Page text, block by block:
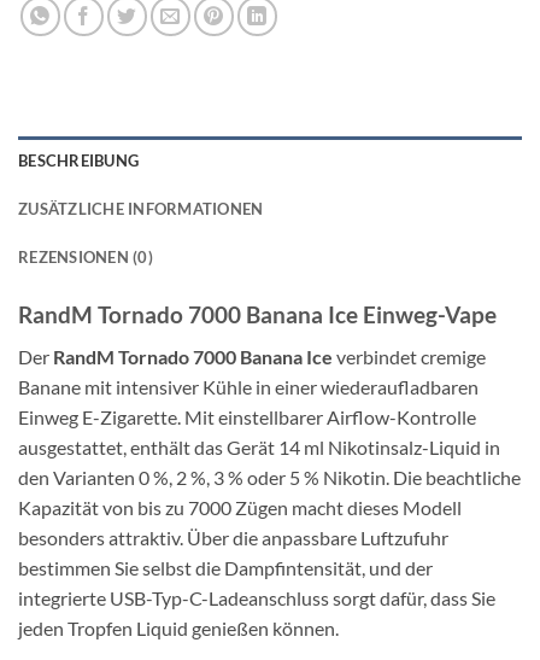
BESCHREIBUNG
ZUSÄTZLICHE INFORMATIONEN
REZENSIONEN (0)
RandM Tornado 7000 Banana Ice Einweg-Vape
Der RandM Tornado 7000 Banana Ice verbindet cremige
Banane mit intensiver Kühle in einer wiederaufladbaren
Einweg E-Zigarette. Mit einstellbarer Airflow-Kontrolle
ausgestattet, enthält das Gerät 14 ml Nikotinsalz-Liquid in
den Varianten 0 %, 2 %, 3 % oder 5 % Nikotin. Die beachtliche
Kapazität von bis zu 7000 Zügen macht dieses Modell
besonders attraktiv. Über die anpassbare Luftzufuhr
bestimmen Sie selbst die Dampfintensität, und der
integrierte USB-Typ-C-Ladeanschluss sorgt dafür, dass Sie
jeden Tropfen Liquid genießen können.